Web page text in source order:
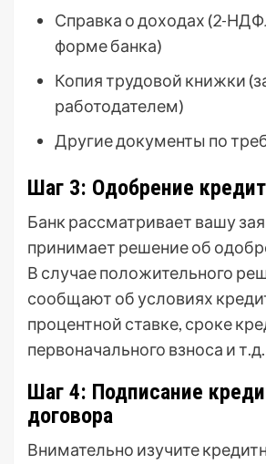
Справка о доходах (2-
форме банка)
Копия трудовой книжки
работодателем)
Другие документы по
Шаг 3: Одобрение
Банк рассматривает вашу
принимает решение об
В случае положительного
сообщают об условиях
процентной ставке, сроке
первоначального взноса и т.д.
Шаг 4: Подписание
договора
Внимательно изучите